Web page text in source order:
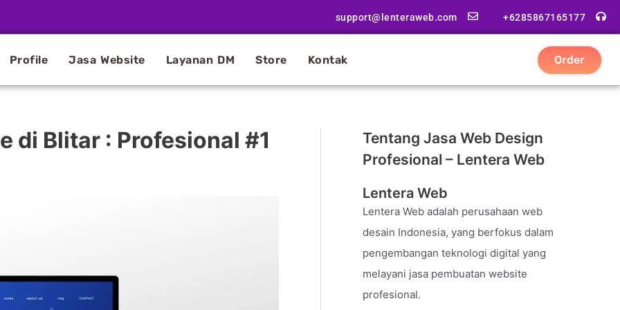
support@lenteraweb.com +6285867165177
Profile Jasa Website Layanan DM Store Kontak Order
di Blitar : Profesional #1
Tentang Jasa Web Design
Profesional – Lentera Web
Lentera Web
Lentera Web adalah perusahaan web
desain Indonesia, yang berfokus dalam
pengembangan teknologi digital yang
melayani jasa pembuatan website
profesional.